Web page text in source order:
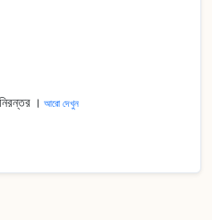
। আরো দেখুন